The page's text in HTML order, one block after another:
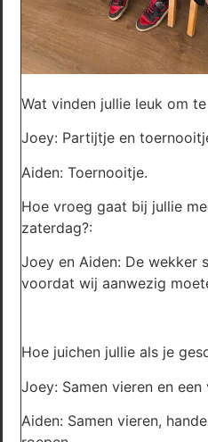
Wat vinden jullie leuk om
Joey: Partijtje en
Aiden: Toernooitje.
Hoe vroeg gaat bij jullie
zaterdag?:
Joey en Aiden: De wekker
voordat wij aanwezig
Hoe juichen jullie als je
Joey: Samen vieren en een
Aiden: Samen vieren,